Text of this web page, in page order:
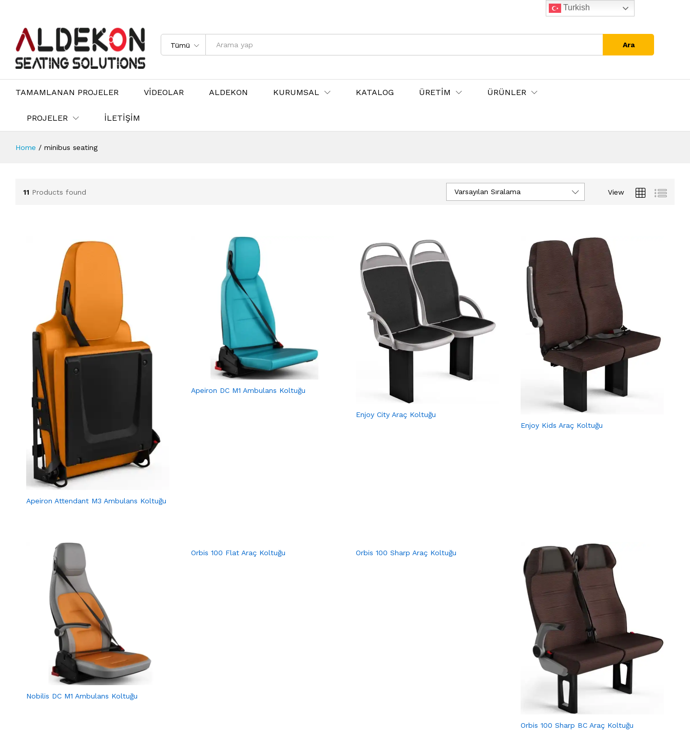
Tümü Ara
TAMAMLANAN PROJELER VİDEOLAR ALDEKON KURUMSAL KATALOG ÜRETİM ÜRÜNLER
PROJELER İLETİŞİM
Home / minibus seating
11 Products found View
Varsayılan Sıralama
Apeiron Attendant M3 Ambulans Koltuğu
Apeiron DC M1 Ambulans Koltuğu
Enjoy City Araç Koltuğu
Enjoy Kids Araç Koltuğu
Nobilis DC M1 Ambulans Koltuğu
Orbis 100 Flat Araç Koltuğu Orbis 100 Sharp Araç Koltuğu
Orbis 100 Sharp BC Araç Koltuğu
Turkish